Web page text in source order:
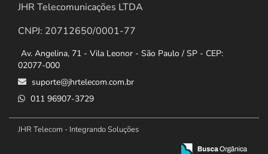
JHR Telecomunicações LTDA
CNPJ: 20712650/0001-77
Av. Angelina, 71 - Vila Leonor - São Paulo / SP - CEP:
02077-000
suporte@jhrtelecom.com.br
011 96907-3729
JHR Telecom - Integrando Soluções